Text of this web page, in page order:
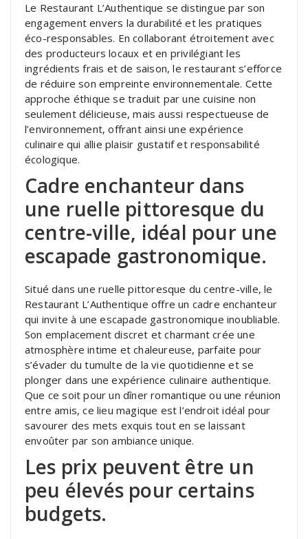
Le Restaurant L’Authentique se distingue par son
engagement envers la durabilité et les pratiques
éco-responsables. En collaborant étroitement avec
des producteurs locaux et en privilégiant les
ingrédients frais et de saison, le restaurant s’efforce
de réduire son empreinte environnementale. Cette
approche éthique se traduit par une cuisine non
seulement délicieuse, mais aussi respectueuse de
l’environnement, offrant ainsi une expérience
culinaire qui allie plaisir gustatif et responsabilité
écologique.
Cadre enchanteur dans
une ruelle pittoresque du
centre-ville, idéal pour une
escapade gastronomique.
Situé dans une ruelle pittoresque du centre-ville, le
Restaurant L’Authentique offre un cadre enchanteur
qui invite à une escapade gastronomique inoubliable.
Son emplacement discret et charmant crée une
atmosphère intime et chaleureuse, parfaite pour
s’évader du tumulte de la vie quotidienne et se
plonger dans une expérience culinaire authentique.
Que ce soit pour un dîner romantique ou une réunion
entre amis, ce lieu magique est l’endroit idéal pour
savourer des mets exquis tout en se laissant
envoûter par son ambiance unique.
Les prix peuvent être un
peu élevés pour certains
budgets.